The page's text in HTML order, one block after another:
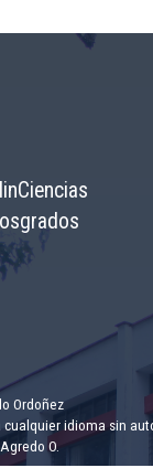
Ordoñez
idioma sin
O.